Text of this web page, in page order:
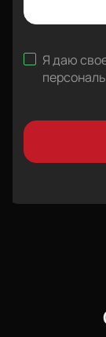
Я даю